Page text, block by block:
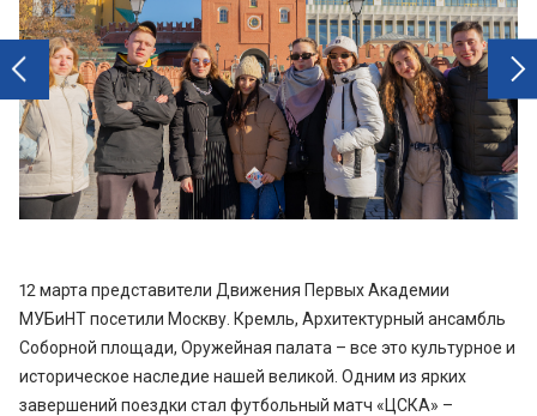
prev
next
12 марта представители Движения Первых Академии
МУБиНТ посетили Москву. Кремль, Архитектурный ансамбль
Соборной площади, Оружейная палата – все это культурное и
историческое наследие нашей великой. Одним из ярких
завершений поездки стал футбольный матч «ЦСКА» –